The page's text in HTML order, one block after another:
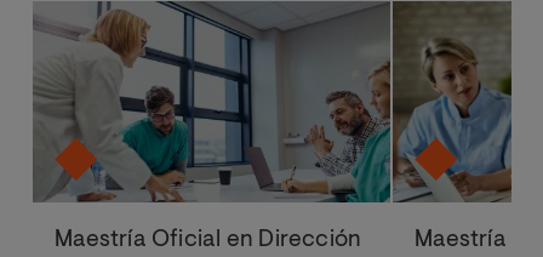
Maestría Oficial en Dirección
Maestría